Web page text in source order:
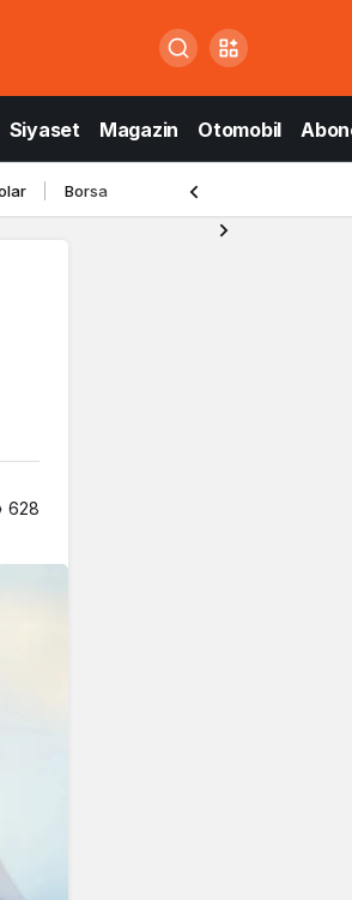
Siyaset Magazin Otomobil
Borsa
628